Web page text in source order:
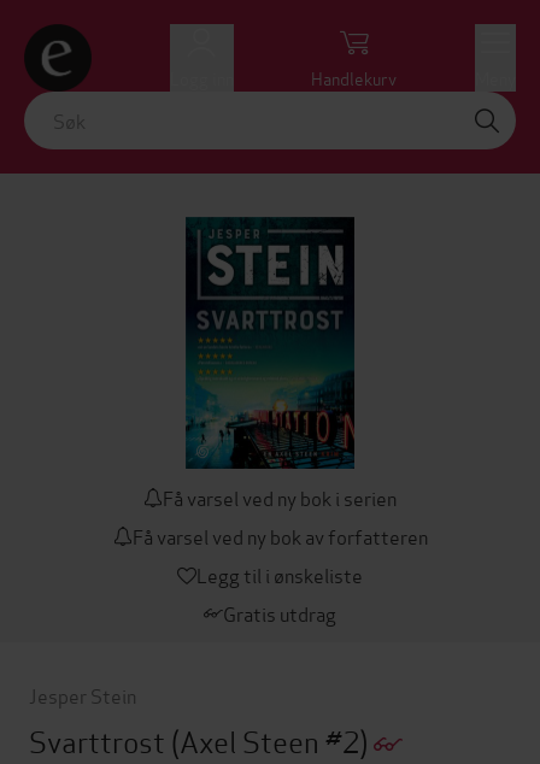
Handlekurv
Få varsel ved ny bok i serien
Få varsel ved ny bok av forfatteren
Legg til i ønskeliste
Gratis utdrag
Jesper Stein
Svarttrost (Axel Steen #2)